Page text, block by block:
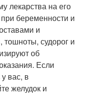
лекарства на его
беременности и
и
тошноты, судорог и
об
Если
вас, в
желудок и